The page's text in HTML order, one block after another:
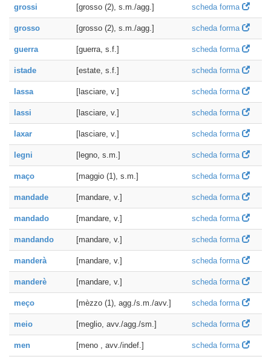
grossi [grosso (2), s.m./agg.] scheda forma
grosso [grosso (2), s.m./agg.] scheda forma
guerra [guerra, s.f.] scheda forma
istade [estate, s.f.] scheda forma
lassa [lasciare, v.] scheda forma
lassi [lasciare, v.] scheda forma
laxar [lasciare, v.] scheda forma
legni [legno, s.m.] scheda forma
maço [maggio (1), s.m.] scheda forma
mandade [mandare, v.] scheda forma
mandado [mandare, v.] scheda forma
mandando [mandare, v.] scheda forma
manderà [mandare, v.] scheda forma
manderè [mandare, v.] scheda forma
meço [mèzzo (1), agg./s.m./avv.] scheda forma
meio [meglio, avv./agg./sm.] scheda forma
men [meno , avv./indef.] scheda forma